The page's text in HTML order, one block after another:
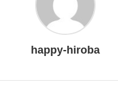
happy-hiroba